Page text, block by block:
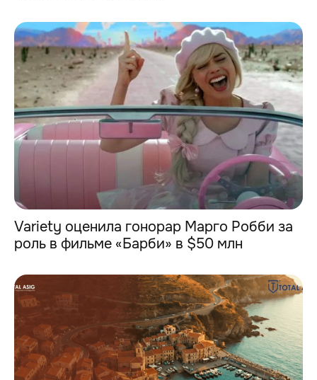
Variety оценила гонорар Марго Робби за
роль в фильме «Барби» в $50 млн